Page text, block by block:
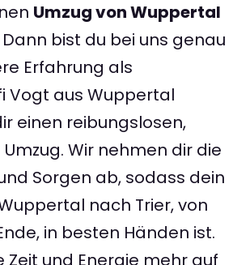
Umzug von Wuppertal
Dann bist du bei uns genau
Erfahrung als
Vogt aus Wuppertal
einen reibungslosen,
Wir nehmen dir die
Sorgen ab, sodass dein
nach Trier, von
in besten Händen ist.